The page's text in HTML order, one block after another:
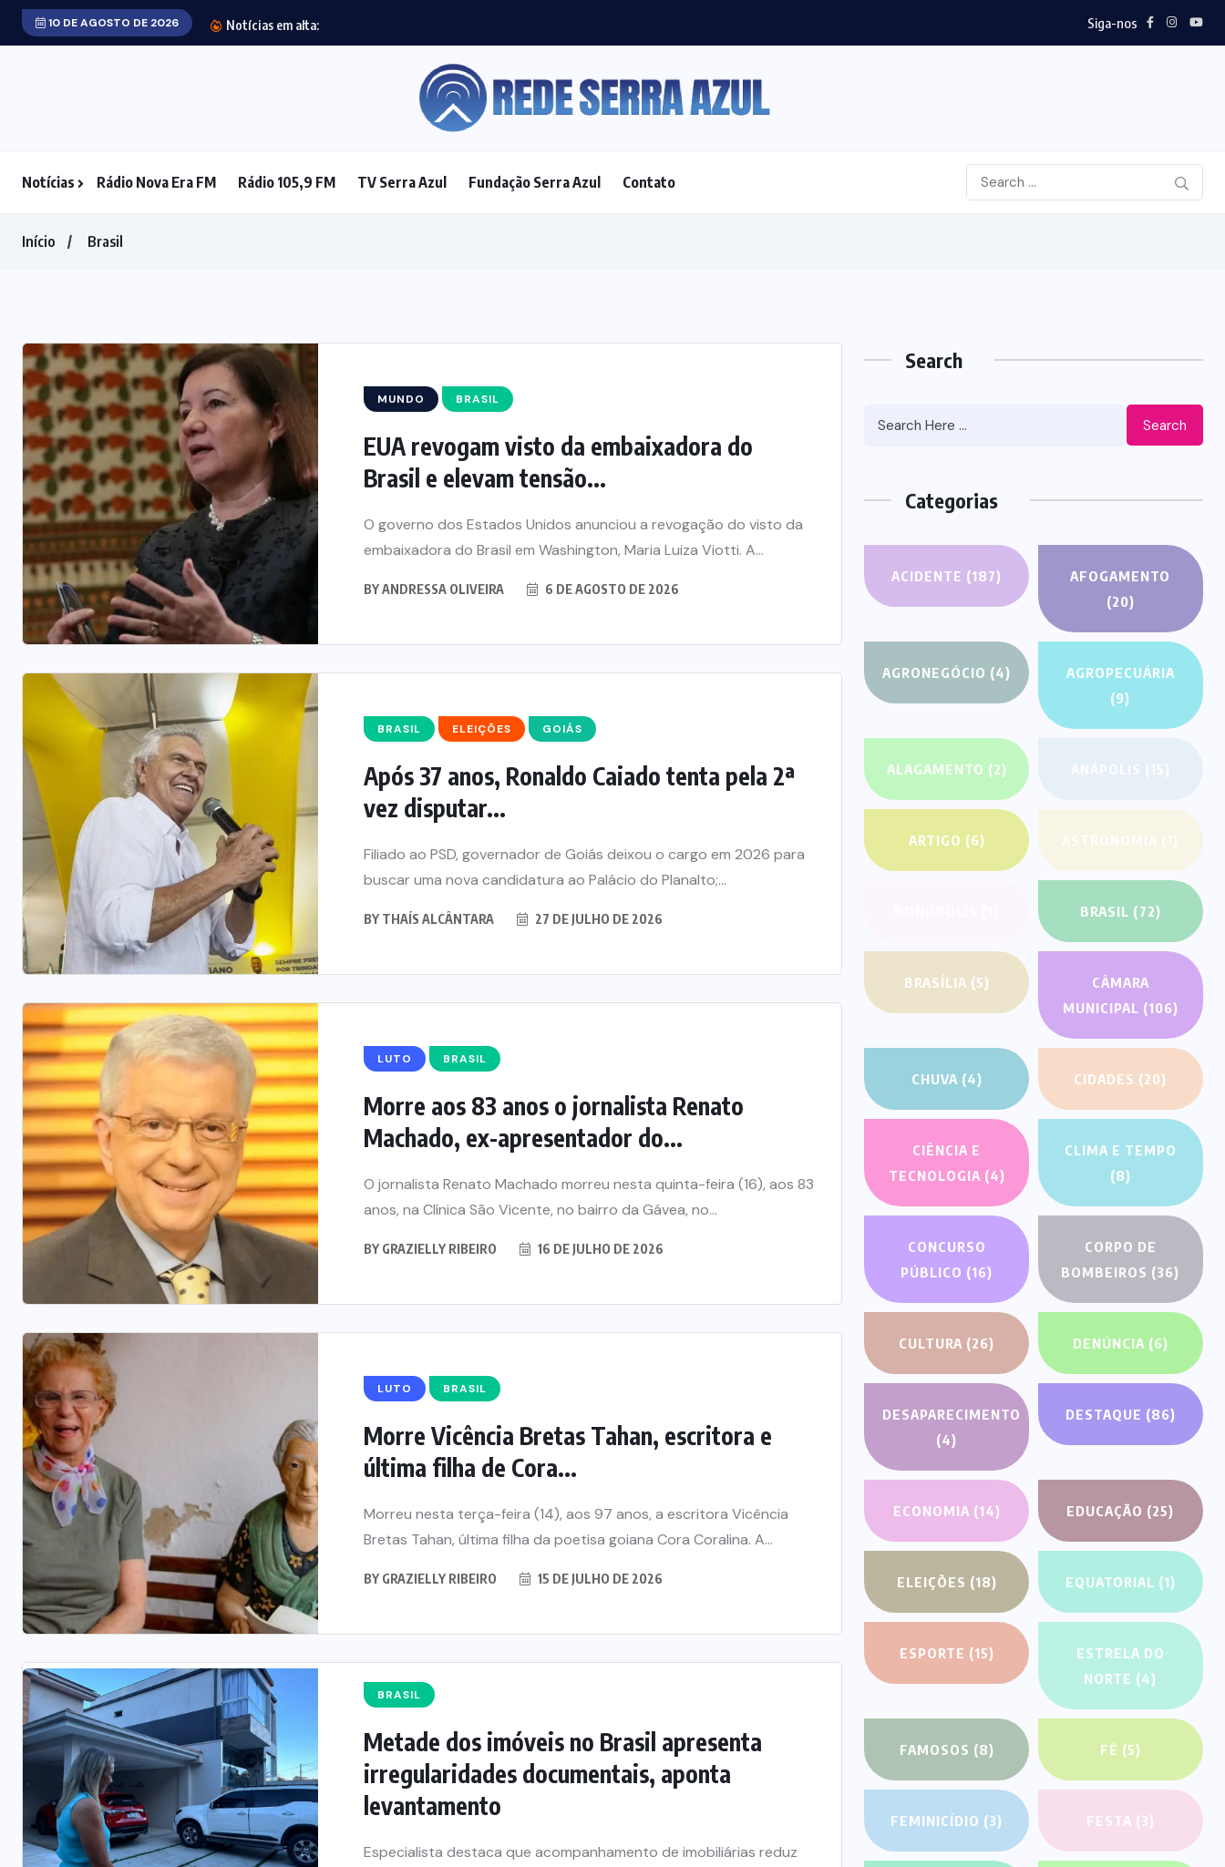
10 DE AGOSTO DE 2026 Notícias em alta: Siga-nos
Notícias Rádio Nova Era FM Rádio 105,9 FM TV Serra Azul Fundação Serra Azul Contato
Início Brasil
MUNDO BRASIL
EUA revogam visto da embaixadora do
Brasil e elevam tensão...
O governo dos Estados Unidos anunciou a revogação do visto da
embaixadora do Brasil em Washington, Maria Luiza Viotti. A...
BYANDRESSA OLIVEIRA 6 DE AGOSTO DE 2026
BRASIL ELEIÇÕES GOIÁS
Após 37 anos, Ronaldo Caiado tenta pela 2ª
vez disputar...
Filiado ao PSD, governador de Goiás deixou o cargo em 2026 para
buscar uma nova candidatura ao Palácio do Planalto;...
BY THAÍS ALCÂNTARA 27 DE JULHO DE 2026
LUTO BRASIL
Morre aos 83 anos o jornalista Renato
Machado, ex-apresentador do...
O jornalista Renato Machado morreu nesta quinta-feira (16), aos 83
anos, na Clínica São Vicente, no bairro da Gávea, no...
BY GRAZIELLY RIBEIRO 16 DE JULHO DE 2026
LUTO BRASIL
Morre Vicência Bretas Tahan, escritora e
última filha de Cora...
Morreu nesta terça-feira (14), aos 97 anos, a escritora Vicência
Bretas Tahan, última filha da poetisa goiana Cora Coralina. A...
BY GRAZIELLY RIBEIRO 15 DE JULHO DE 2026
BRASIL
Metade dos imóveis no Brasil apresenta
irregularidades documentais, aponta
levantamento
Especialista destaca que acompanhamento de imobiliárias reduz
Search
Search
Categorias
ACIDENTE (187)
AFOGAMENTO
(20)
AGRONEGÓCIO (4)
AGROPECUÁRIA
(9)
ALAGAMENTO (2) ANÁPOLIS (15)
ARTIGO (6) ASTRONOMIA (1)
BRASIL (72)
BRASÍLIA (5)
CÂMARA
MUNICIPAL (106)
CHUVA (4) CIDADES (20)
CIÊNCIA E
TECNOLOGIA (4)
CLIMA E TEMPO
(8)
CONCURSO
PÚBLICO (16)
CORPO DE
BOMBEIROS (36)
CULTURA (26) DENÚNCIA (6)
DESAPARECIMENTO
(4)
DESTAQUE (86)
ECONOMIA (14) EDUCAÇÃO (25)
ELEIÇÕES (18) EQUATORIAL (1)
ESPORTE (15)
ESTRELA DO
NORTE (4)
FAMOSOS (8) FÉ (5)
FEMINICÍDIO (3) FESTA (3)